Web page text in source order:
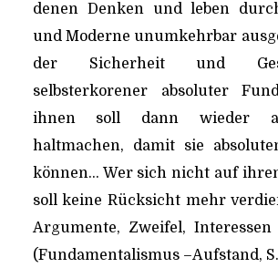
denen Denken und leben
und Moderne unumkehrbar
der Sicherheit und
selbsterkorener absoluter
ihnen soll dann wieder
haltmachen, damit sie
können… Wer sich nicht auf
soll keine Rücksicht mehr
Argumente, Zweifel, Interessen
(Fundamentalismus –Aufstand,